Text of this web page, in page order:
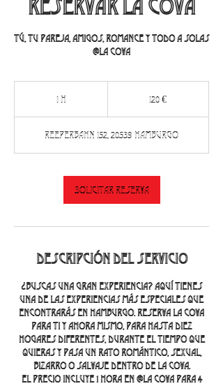
Reservar La Cova
Tú, tu pareja, amigos, romance y todo a solas
@La Cova
1 h 120 €
Reeperbahn 152, 20539 Hamburgo
Solicitar reserva
Descripción del servicio
¿Buscas una gran experiencia? Aquí tienes
una de las experiencias más especiales que
encontrarás en Hamburgo. Reserva La Cova
para ti y ahora mismo, para hasta diez
hogares diferentes, durante el tiempo que
quieras y pasa un rato romántico, sexual,
bizarro o salvaje dentro de La Cova.
El precio incluye 1 hora en @La Cova para 4